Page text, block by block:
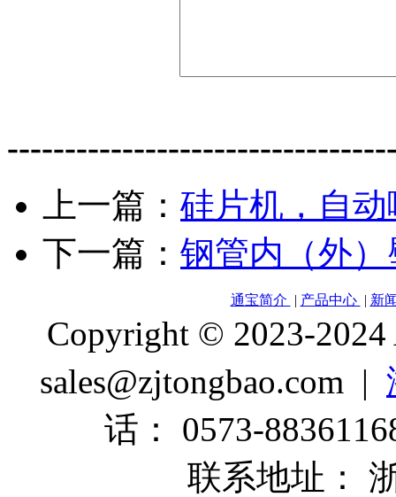
上一篇： 硅片机，自
下一篇： 钢管内（外
通宝简介 | 产品中心 | 新
Copyright © 2023-
sales@zjtongbao.com |
话： 0573-
联系地址：